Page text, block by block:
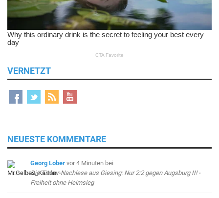
VERNETZT
NEUESTE KOMMENTARE
Georg Lober vor 4 Minuten bei
Die Ticker-Nachlese aus Giesing: Nur 2:2 gegen Augsburg II! -
Freiheit ohne Heimsieg